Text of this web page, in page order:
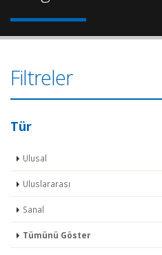
Filtreler
Tür
Ulusal
Uluslararası
Sanal
Tümünü Göster